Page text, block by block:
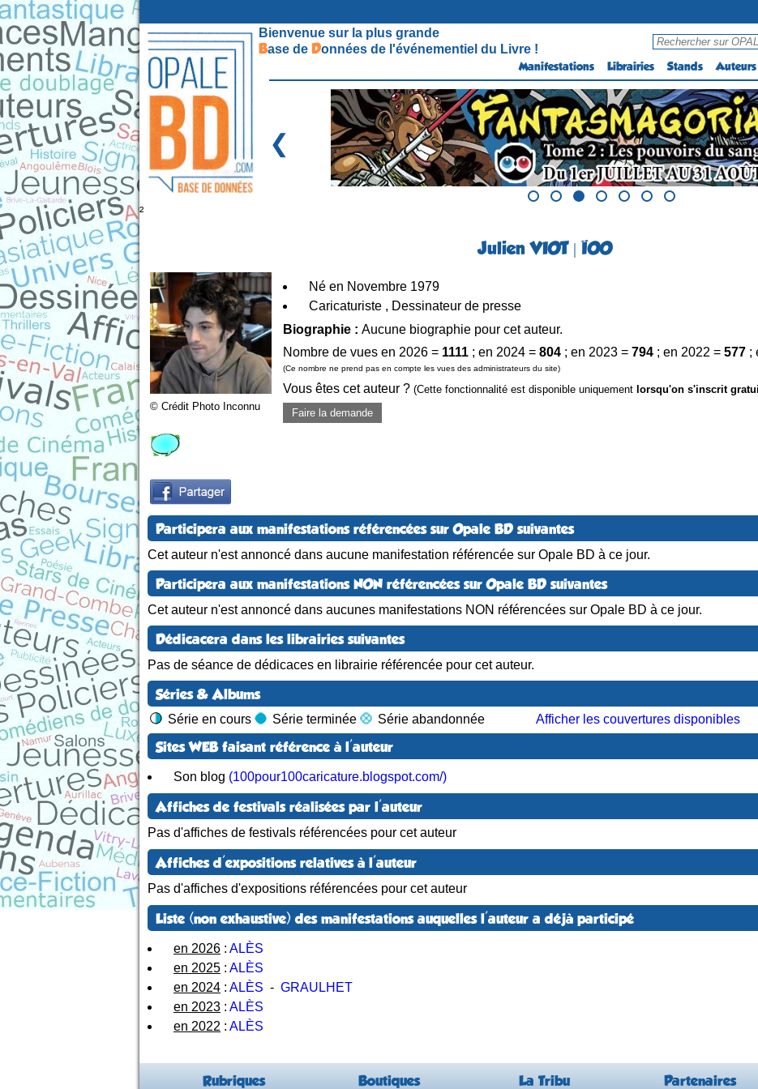
Bienvenue sur la plus grande
Base de Données de l'événementiel du Livre !
Manifestations
Librairies Stands Auteurs
❮
²
Julien VIOT | ÏOO
© Crédit Photo Inconnu
Né en Novembre 1979
Caricaturiste , Dessinateur de presse
Biographie : Aucune biographie pour cet auteur.
Nombre de vues en 2026 = 1111 ; en 2024 = 804 ; en 2023 = 794 ; en 2022 = 577 ;
(Ce nombre ne prend pas en compte les vues des administrateurs du site)
Vous êtes cet auteur ? (Cette fonctionnalité est disponible uniquement lorsqu'on s'inscrit
Faire la demande
Participera aux manifestations référencées sur Opale BD suivantes
Cet auteur n'est annoncé dans aucune manifestation référencée sur Opale BD à ce jour.
Participera aux manifestations NON référencées sur Opale BD suivantes
Cet auteur n'est annoncé dans aucunes manifestations NON référencées sur Opale BD à ce jour.
Dédicacera dans les librairies suivantes
Pas de séance de dédicaces en librairie référencée pour cet auteur.
Séries & Albums
Série en cours Série terminée Série abandonnée Afficher les couvertures disponibles
Sites WEB faisant référence à l'auteur
Son blog (100pour100caricature.blogspot.com/)
Affiches de festivals réalisées par l'auteur
Pas d'affiches de festivals référencées pour cet auteur
Affiches d'expositions relatives à l'auteur
Pas d'affiches d'expositions référencées pour cet auteur
Liste (non exhaustive) des manifestations auquelles l'auteur a déjà participé
en 2026 : ALÈS
en 2025 : ALÈS
en 2024 : ALÈS - GRAULHET
en 2023 : ALÈS
en 2022 : ALÈS
Rubriques Boutiques La Tribu Partenaires